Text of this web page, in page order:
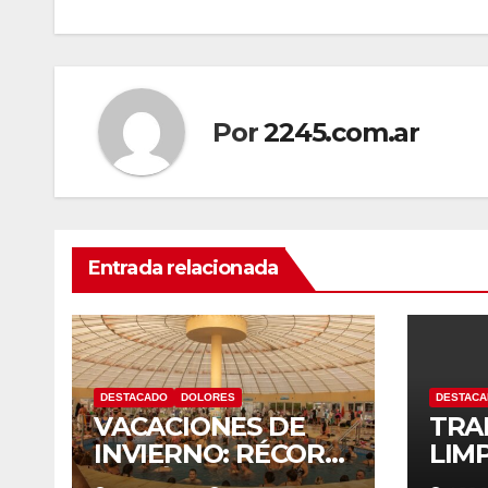
Por2245.com.ar
Entrada relacionada
DESTACADO DOLORES
VACACIONES DE
INVIERNO: RÉCORD
HISTÓRICO DE